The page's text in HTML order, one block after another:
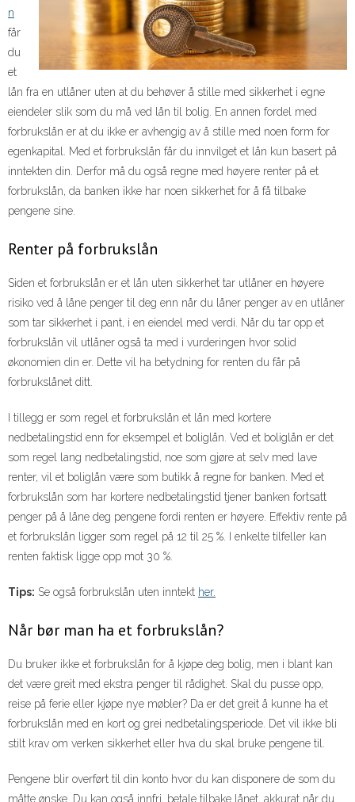
n
får
du
et
lån fra en utlåner uten at du behøver å stille med sikkerhet i egne
eiendeler slik som du må ved lån til bolig. En annen fordel med
forbrukslån er at du ikke er avhengig av å stille med noen form for
egenkapital. Med et forbrukslån får du innvilget et lån kun basert på
inntekten din. Derfor må du også regne med høyere renter på et
forbrukslån, da banken ikke har noen sikkerhet for å få tilbake
pengene sine.
Renter på forbrukslån
Siden et forbrukslån er et lån uten sikkerhet tar utlåner en høyere
risiko ved å låne penger til deg enn når du låner penger av en utlåner
som tar sikkerhet i pant, i en eiendel med verdi. Når du tar opp et
forbrukslån vil utlåner også ta med i vurderingen hvor solid
økonomien din er. Dette vil ha betydning for renten du får på
forbrukslånet ditt.
I tillegg er som regel et forbrukslån et lån med kortere
nedbetalingstid enn for eksempel et boliglån. Ved et boliglån er det
som regel lang nedbetalingstid, noe som gjøre at selv med lave
renter, vil et boliglån være som butikk å regne for banken. Med et
forbrukslån som har kortere nedbetalingstid tjener banken fortsatt
penger på å låne deg pengene fordi renten er høyere. Effektiv rente på
et forbrukslån ligger som regel på 12 til 25 %. I enkelte tilfeller kan
renten faktisk ligge opp mot 30 %.
Tips: Se også forbrukslån uten inntekt her.
Når bør man ha et forbrukslån?
Du bruker ikke et forbrukslån for å kjøpe deg bolig, men i blant kan
det være greit med ekstra penger til rådighet. Skal du pusse opp,
reise på ferie eller kjøpe nye møbler? Da er det greit å kunne ha et
forbrukslån med en kort og grei nedbetalingsperiode. Det vil ikke bli
stilt krav om verken sikkerhet eller hva du skal bruke pengene til.
Pengene blir overført til din konto hvor du kan disponere de som du
måtte ønske. Du kan også innfri, betale tilbake lånet, akkurat når du